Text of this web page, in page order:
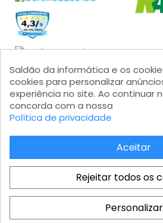
Formas de pagamento
Saldão da Informática LTDA - CNPJ:
206.162.139.111 Av. Marginal Projetada,
- SP - Modular 2 - Castelo Branco -
Saldão da informática e os
cookies para personalizar
experiência no site. Ao continuar
concorda com a nossa
Política de privacidade
Aceitar
Rejeitar todos os
Personalizar